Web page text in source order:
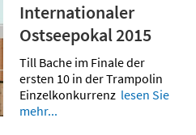
Internationaler
Ostseepokal 2015
Till Bache im Finale der
ersten 10 in der Trampolin
Einzelkonkurrenz lesen Sie
mehr...